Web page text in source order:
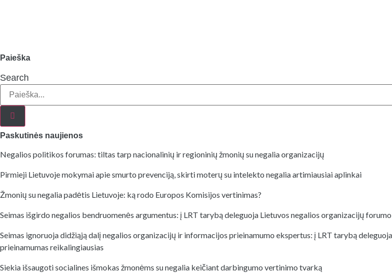
Paieška
Search
Paskutinės naujienos
Negalios politikos forumas: tiltas tarp nacionalinių ir regioninių žmonių su negalia organizacijų
Pirmieji Lietuvoje mokymai apie smurto prevenciją, skirti moterų su intelekto negalia artimiausiai aplinkai
Žmonių su negalia padėtis Lietuvoje: ką rodo Europos Komisijos vertinimas?
Seimas išgirdo negalios bendruomenės argumentus: į LRT tarybą deleguoja Lietuvos negalios organizacijų
Seimas ignoruoja didžiąją dalį negalios organizacijų ir informacijos prieinamumo ekspertus: į LRT tarybą
prieinamumas reikalingiausias
Siekia išsaugoti socialines išmokas žmonėms su negalia keičiant darbingumo vertinimo tvarką